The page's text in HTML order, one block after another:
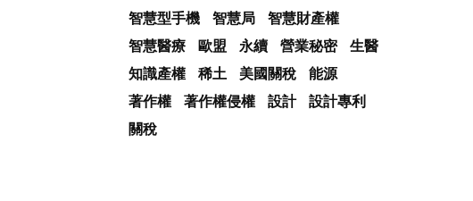
智慧型手機 智慧局
智慧財產權
智慧醫療
歐盟 永續 營業秘密
生醫
知識產權
稀土 美國關稅
能源
著作權
著作權侵權 設計
設計專利
關稅